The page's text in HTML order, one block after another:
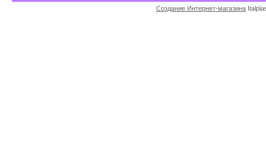
Создание Интернет-магазина